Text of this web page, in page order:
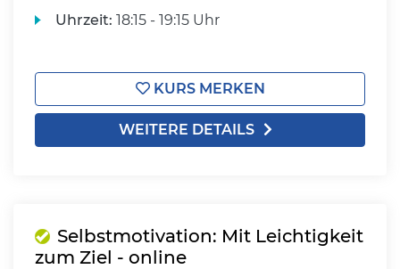
Uhrzeit: 18:15 - 19:15 Uhr
KURS MERKEN
WEITERE DETAILS
Selbstmotivation: Mit Leichtigkeit
zum Ziel - online